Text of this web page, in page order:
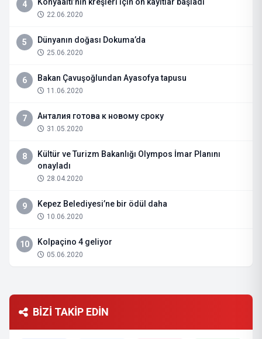
4
22.06.2020
5 Dünyanın doğası Dokuma’da
25.06.2020
6 Bakan Çavuşoğlundan Ayasofya tapusu
11.06.2020
7 Анталия готова к новому сроку
31.05.2020
8
Kültür ve Turizm Bakanlığı Olympos İmar Planını
onayladı
28.04.2020
9 Kepez Belediyesi’ne bir ödül daha
10.06.2020
10 Kolpaçino 4 geliyor
05.06.2020
BİZİ TAKİP EDİN